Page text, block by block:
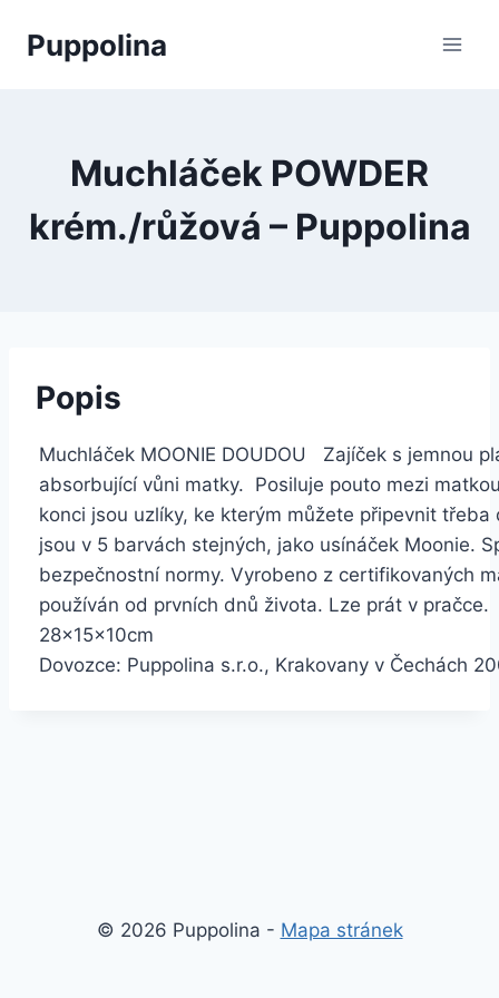
Puppolina
Muchláček POWDER
krém./růžová – Puppolina
Popis
Muchláček MOONIE DOUDOU Zajíček s jemnou
absorbující vůni matky. Posiluje pouto mezi
konci jsou uzlíky, ke kterým můžete připevnit
jsou v 5 barvách stejných, jako usínáček Moonie.
bezpečnostní normy. Vyrobeno z certifikovaných
používán od prvních dnů života. Lze prát v pračce.
Dovozce: Puppolina s.r.o., Krakovany v Čechách
© 2026 Puppolina - Mapa stránek